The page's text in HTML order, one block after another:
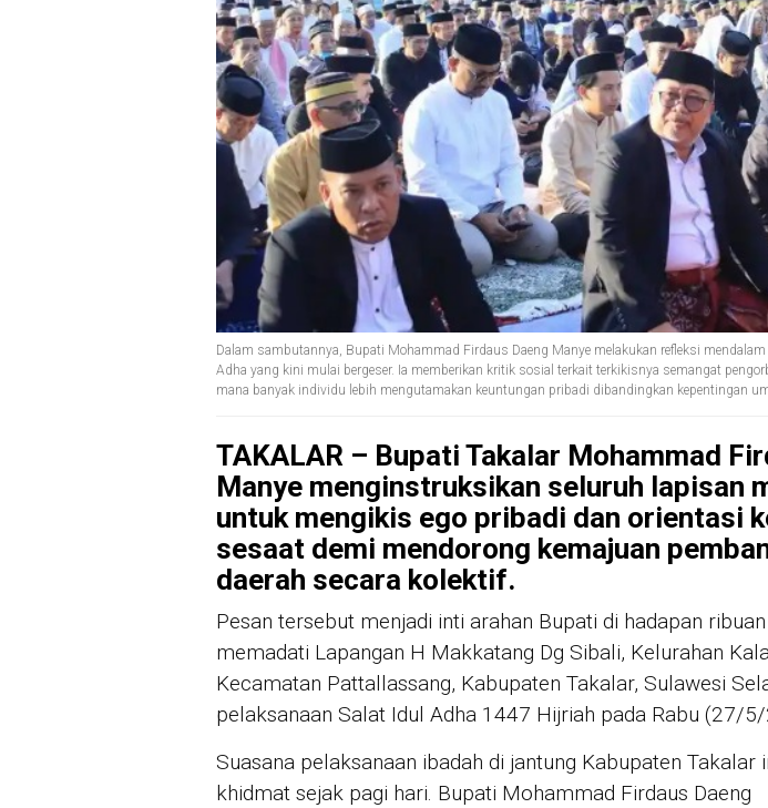
Dalam sambutannya, Bupati Mohammad Firdaus Daeng Manye melakukan refleksi mendalam
Adha yang kini mulai bergeser. Ia memberikan kritik sosial terkait terkikisnya semangat
mana banyak individu lebih mengutamakan keuntungan pribadi dibandingkan kepentingan
TAKALAR – Bupati Takalar Mohammad
Manye menginstruksikan seluruh lapisan
untuk mengikis ego pribadi dan orientasi
sesaat demi mendorong kemajuan
daerah secara kolektif.
Pesan tersebut menjadi inti arahan Bupati di hadapan
memadati Lapangan H Makkatang Dg Sibali, Kelurahan
Kecamatan Pattallassang, Kabupaten Takalar, Sulawesi
pelaksanaan Salat Idul Adha 1447 Hijriah pada Rabu (27/
Suasana pelaksanaan ibadah di jantung Kabupaten Takalar
khidmat sejak pagi hari. Bupati Mohammad Firdaus Daeng